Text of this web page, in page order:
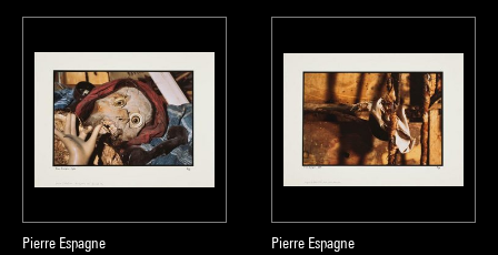
Pierre Espagne
Pierre Espagne